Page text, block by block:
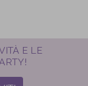
E LE